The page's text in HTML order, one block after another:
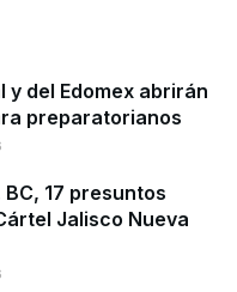
y del Edomex abrirán
preparatorianos
17 presuntos
Jalisco Nueva